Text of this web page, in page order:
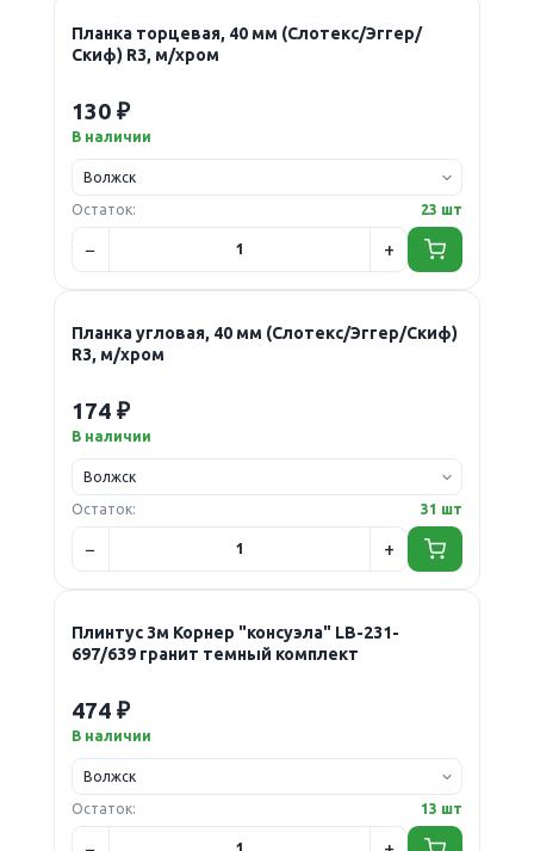
Планка торцевая, 40 мм (Слотекс/Эггер/
Скиф) R3, м/хром
130 ₽
В наличии
Остаток: 23 шт
Планка угловая, 40 мм (Слотекс/Эггер/Скиф)
R3, м/хром
174 ₽
В наличии
Остаток: 31 шт
Плинтус 3м Корнер "консуэла" LB-231-
697/639 гранит темный комплект
474 ₽
В наличии
Остаток: 13 шт